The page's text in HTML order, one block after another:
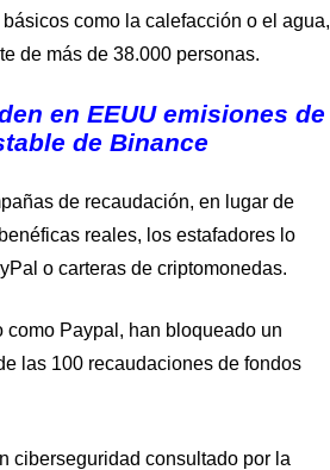
como la calefacción o el agua,
de más de 38.000 personas.
en EEUU emisiones de
de Binance
de recaudación, en lugar de
reales, los estafadores lo
o carteras de criptomonedas.
como Paypal, han bloqueado un
las 100 recaudaciones de fondos
ciberseguridad consultado por la